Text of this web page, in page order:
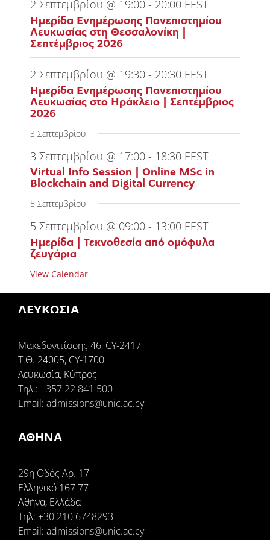
2 Σεπτεμβρίου @ 19:00 - 20:00 EEST
Ημερίδα Ενημέρωσης Πανεπιστημίου
Λευκωσίας στη Θεσσαλονίκη |
Σεπτέμβριος 2026
2 Σεπτεμβρίου @ 19:30 - 20:30 EEST
Ημερίδα Ενημέρωσης Πανεπιστημίου
Λευκωσίας στο Ηράκλειο | Σεπτέμβριος
2026
3 Σεπτεμβρίου
3 Σεπτεμβρίου @ 17:00 - 18:30 EEST
Virtual Info Session | Online MSc in
Blockchain and Digital Currency
5 Σεπτεμβρίου
5 Σεπτεμβρίου @ 09:00 - 13:00 EEST
Ημερίδα | Τεκνοθεσία από ομόφυλα
ζευγάρια
View Calendar
ΛΕΥΚΩΣΙΑ
Μακεδονιτίσσης 46, CY-2417
Τ.Θ. 24005, CY-1700
Λευκωσία, Κύπρος
Tηλ.: +357 22 841 500
Email: admissions@unic.ac.cy
ΑΘΗΝΑ
29η Οδός Αρ. 17
Ελληνικό 167 77
Αθήνα, Ελλάδα
Τηλ: +30 210 6748293
Email: admissions@unic.ac.cy